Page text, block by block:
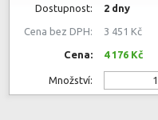
Dostupnost: 2 dny
Cena bez DPH: 3 451 Kč
Cena: 4 176 Kč
Množství: